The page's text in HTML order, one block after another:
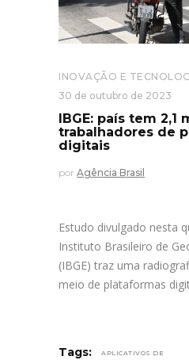
INOVAÇÃO E
30 de outubro de 2023
IBGE: país tem 2,1
trabalhadores de
digitais
por Agência Brasil
Estudo divulgado nesta
Instituto Brasileiro de
(IBGE) traz uma
meio de plataformas
Tags: APLICATIVOS DE